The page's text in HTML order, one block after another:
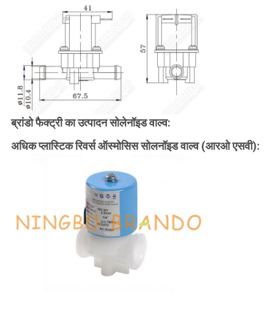
ब्रांडो फैक्ट्री का उत्पादन सोलेनॉइड वाल्व:
अधिक प्लास्टिक रिवर्स ऑस्मोसिस सोलनॉइड वाल्व (आरओ एसवी):